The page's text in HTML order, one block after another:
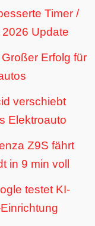
Timer /
Update
Erfolg für
verschiebt
Elektroauto
Z9S fährt
in 9 min voll
testet KI-